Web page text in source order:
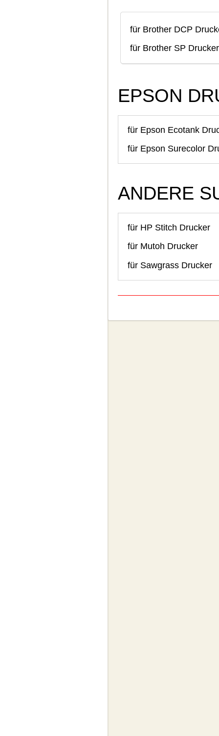
für Brother DCP
für Brother SP Drucker
EPSON
für Epson Ecotank
für Epson Surecolor
ANDERE
für HP Stitch Drucker
für Mutoh Drucker
für Sawgrass Drucker